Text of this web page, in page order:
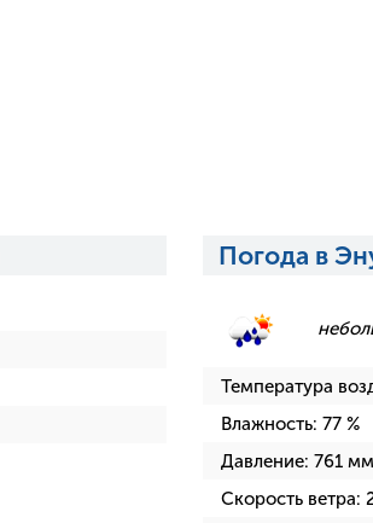
Погода в
Температура
Влажность: 77 %
Давление: 761 мм
Скорость ветра: